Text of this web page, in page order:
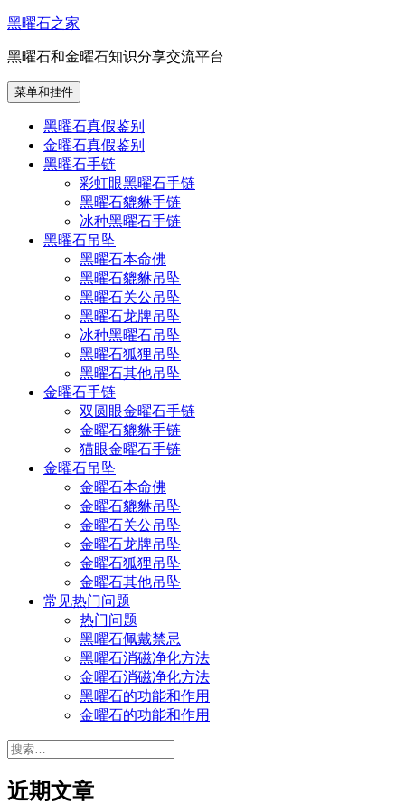
跳
内
容
黑曜石之家
黑曜石和金曜石知识分享交流平台
菜单和挂件
黑曜石真假鉴别
金曜石真假鉴别
黑曜石手链
彩虹眼黑曜石手链
黑曜石貔貅手链
冰种黑曜石手链
黑曜石吊坠
黑曜石本命佛
黑曜石貔貅吊坠
黑曜石关公吊坠
黑曜石龙牌吊坠
冰种黑曜石吊坠
黑曜石狐狸吊坠
黑曜石其他吊坠
金曜石手链
双圆眼金曜石手链
金曜石貔貅手链
猫眼金曜石手链
金曜石吊坠
金曜石本命佛
金曜石貔貅吊坠
金曜石关公吊坠
金曜石龙牌吊坠
金曜石狐狸吊坠
金曜石其他吊坠
常见热门问题
热门问题
黑曜石佩戴禁忌
黑曜石消磁净化方法
金曜石消磁净化方法
黑曜石的功能和作用
金曜石的功能和作用
搜
近期文章